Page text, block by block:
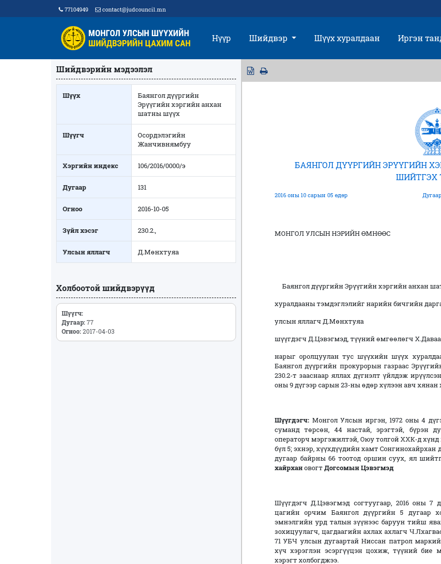
77104949 contact@judcouncil.mn
Нүүр Шийдвэр Шүүх хуралдаан Иргэн
Шийдвэрийн мэдээлэл
Шүүх
Баянгол дүүргийн
Эрүүгийн хэргийн анхан
шатны шүүх
Шүүгч
Осордэлэгийн
Жанчивнямбуу
Хэргийн индекс 106/2016/0000/э
Дугаар 131
Огноо 2016-10-05
Зүйл хэсэг 230.2.,
Улсын яллагч Д.Мөнхтуяа
Холбоотой шийдвэрүүд
Шүүгч:
Дугаар:77
Огноо:2017-04-03
БАЯНГОЛ ДҮҮРГИЙН ЭРҮҮГИЙН
ШИЙТГЭХ
2016 оны 10 сарын 05 өдөр
МОНГОЛ УЛСЫН НЭРИЙН ӨМНӨӨС
Баянгол дүүргийн Эрүүгийн хэргийн анхан
хуралдааны тэмдэглэлийг нарийн бичгийн
улсын яллагч Д.Мөнхтуяа
шүүгдэгч Д.Цэвэгмэд, түүний өмгөөлөгч
нарыг оролцуулан тус шүүхийн шүүх
Баянгол дүүргийн прокурорын газраас
230.2-т зааснаар яллах дүгнэлт үйлдэж
оны 9 дүгээр сарын 23-ны өдөр хүлээн авч хянан
Шүүгдэгч: Монгол Улсын иргэн, 1972 оны 4
суманд төрсөн, 44 настай, эрэгтэй, бүрэн
операторч мэргэжилтэй, Оюу толгой ХХК-д
бүл 5; эхнэр, хүүхдүүдийн хамт Сонгинохайрхан
дугаар байрны 66 тоотод оршин суух, ял
хайрхановогт Догсомын Цэвэгмэд
Шүүгдэгч Д.Цэвэгмэд согтуугаар, 2016 оны
цагийн орчим Баянгол дүүргийн 5 дугаар
эмнэлгийн урд талын зүүнээс баруун тийш
зохицуулагч, цагдаагийн ахлах ахлагч
71 УБЧ улсын дугаартай Ниссан патрол
хүч хэрэглэн эсэргүүцэн цохиж, түүний бие
хэрэгт холбогджээ.